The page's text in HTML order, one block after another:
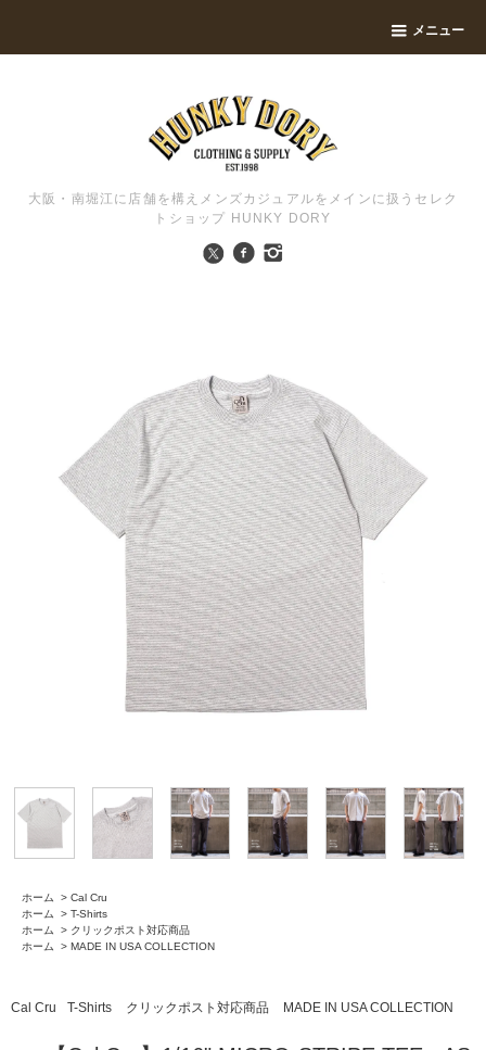
メニュー
大阪・南堀江に店舗を構えメンズカジュアルをメインに扱うセレク
トショップ HUNKY DORY
ホーム > Cal Cru
ホーム
> T-Shirts
ホーム
> クリックポスト対応商品
ホーム
> MADE IN USA COLLECTION
Cal Cru T-Shirts クリックポスト対応商品 MADE IN USA COLLECTION